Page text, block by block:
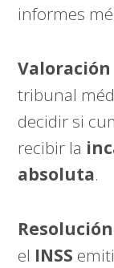
informes
tribunal
decidir si
recibir la
absoluta.
el INSS